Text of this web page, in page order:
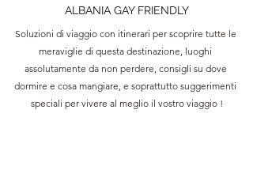
ALBANIA GAY FRIENDLY
Soluzioni di viaggio con itinerari per scoprire tutte le
meraviglie di questa destinazione, luoghi
assolutamente da non perdere, consigli su dove
dormire e cosa mangiare, e soprattutto suggerimenti
speciali per vivere al meglio il vostro viaggio !